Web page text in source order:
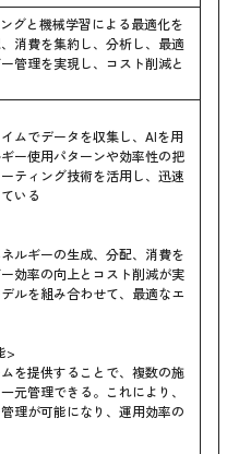
グと機械学習による最適化を
消費を集約し、分析し、最適
管理を実現し、コスト削減と
ムでデータを収集し、AIを用
ー使用パターンや効率性の把
ティング技術を活用し、迅速
いる
ルギーの生成、分配、消費を
効率の向上とコスト削減が実
ルを組み合わせて、最適なエ
>
を提供することで、複数の施
元管理できる。これにより、
理が可能になり、運用効率の